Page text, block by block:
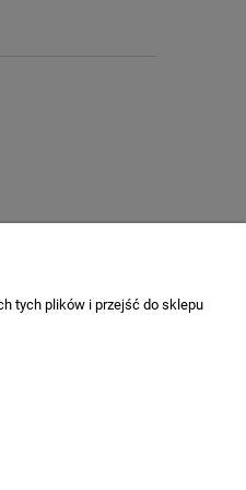
tych plików i przejść do sklepu